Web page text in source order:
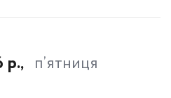
р., п’ятниця